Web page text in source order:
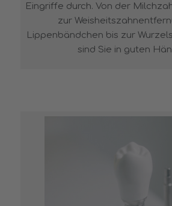
Eingriffe durch. Von der
zur
Lippenbändchen bis zur
sind Sie in guten